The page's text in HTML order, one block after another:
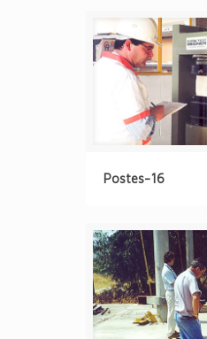
Postes-16